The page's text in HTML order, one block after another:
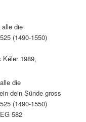
die
1550)
1989,
die
gross
1550)